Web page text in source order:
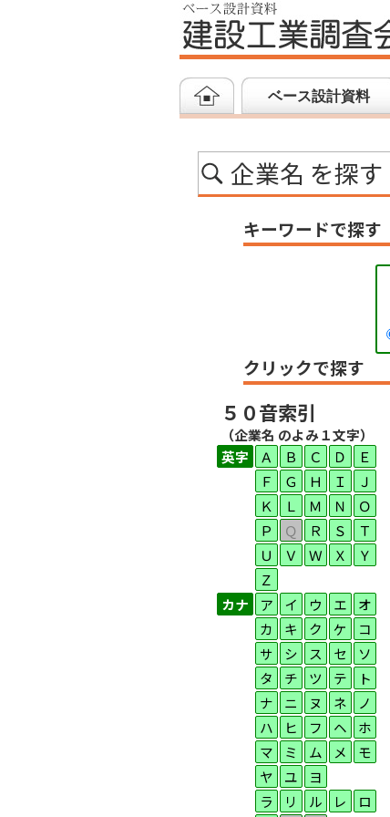
ベース設計資料
企業名 を探す
キーワードで探す
クリックで探す
５０音索引
（企業名 のよみ１文字）
英字
Ａ Ｂ Ｃ Ｄ
Ｅ
Ｆ
Ｇ Ｈ Ｉ
Ｊ
Ｋ
Ｌ Ｍ Ｎ
Ｏ
Ｐ
Ｑ Ｒ Ｓ
Ｔ
Ｕ
Ｖ Ｗ Ｘ
Ｙ
Ｚ
カナ
ア イ ウ エ
オ
カ
キ ク ケ
コ
サ
シ ス セ
ソ
タ
チ ツ テ
ト
ナ
ニ ヌ ネ
ノ
ハ
ヒ フ ヘ
ホ
マ
ミ ム メ
モ
ヤ
ユ
ヨ
ラ
リ ル レ
ロ